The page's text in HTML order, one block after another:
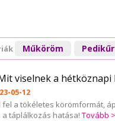
Műköröm Pedikűr
viselnek a hétköznapi
05-12
a tökéletes körömformát,
táplálkozás hatása! Tovább